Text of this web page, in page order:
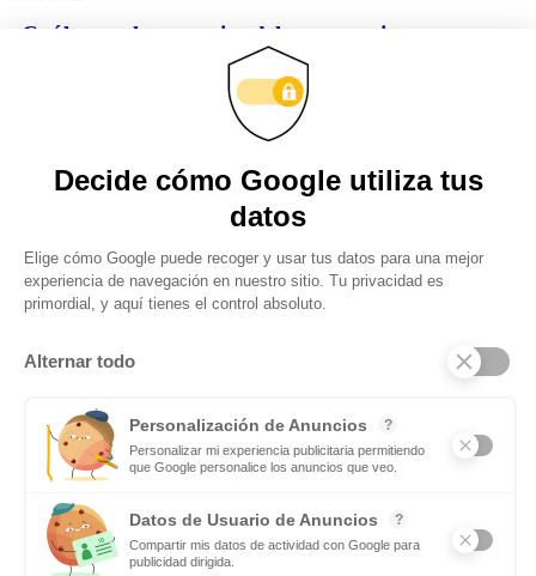
¿Cuáles son las ventajas del entrenamiento
Son muchas las personas que piensan que el personal trainer es una
figura totalmente innecesario producto de las modas y cuyos
nada más lejos
Obtenga actualizaciones y manténgase
conectado: suscríbase a nuestro boletín
maestro de Educación Física
Leer mas